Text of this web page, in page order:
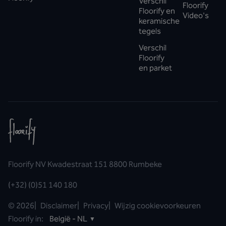
Floorify en
keramische
tegels
Verschil
Floorify
en parket
Floorify
Video's
Floorify NV Kwadestraat 151 8800 Rumbeke
(+32) (0)51 140 180
© 2026 Disclaimer Privacy
Wijzig cookievoorkeuren
Floorify in:
België - NL ▼